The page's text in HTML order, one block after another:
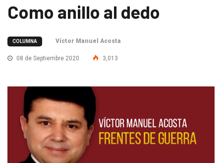
Como anillo al dedo
COLUMNA Víctor Manuel Acosta
08 de Septiembre 2020 3,013